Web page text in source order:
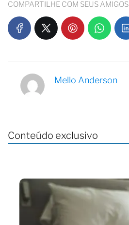
COMPARTILHE COM SEUS AMIGOS
Mello Anderson
Conteúdo exclusivo